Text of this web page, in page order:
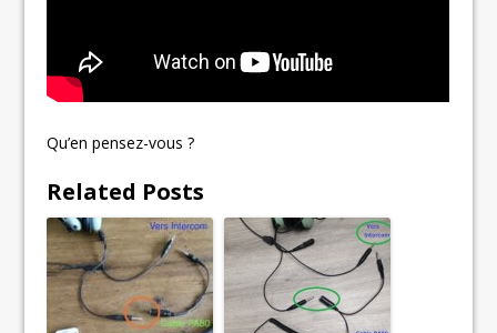
Qu’en pensez-vous ?
Related Posts